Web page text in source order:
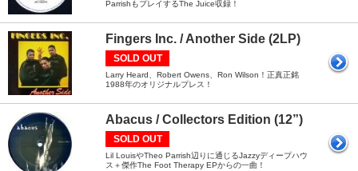
ParrishもプレイするThe Juice収録！
Fingers Inc. / Another Side (2LP)
SOLD OUT
Larry Heard、Robert Owens、Ron Wilson！正真正銘
1988年のオリジナルプレス！
Abacus / Collectors Edition (12”)
SOLD OUT
Lil LouisやTheo Parrish辺りに通じるJazzyディープハウ
ス＋傑作The Foot Therapy EPからの一曲！